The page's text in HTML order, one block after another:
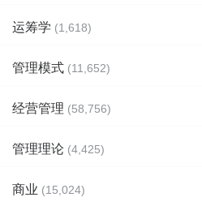
运筹学 (1,618)
管理模式 (11,652)
经营管理 (58,756)
管理理论 (4,425)
商业 (15,024)